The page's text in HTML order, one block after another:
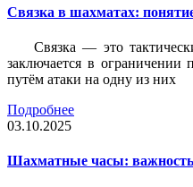
Связка в шахматах:
Связка — это
заключается в
путём атаки на одну из них
Подробнее
03.10.2025
Шахматные часы: важность